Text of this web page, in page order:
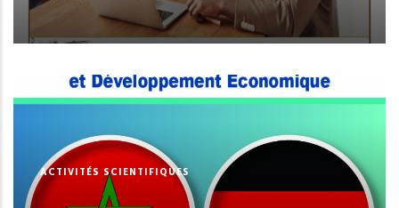
ACTIVITÉS SCIENTIFIQUES